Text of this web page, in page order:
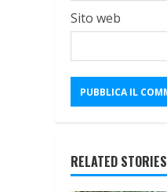
Sito web
RELATED STORIES